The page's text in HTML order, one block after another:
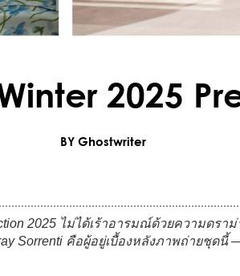
2025
BY Ghostwriter
2025 ไม่ได้เร้าอารมณ์ด้วยความดรา
Sorrenti คือผู้อยู่เบื้องหลังภาพถ่ายชุด